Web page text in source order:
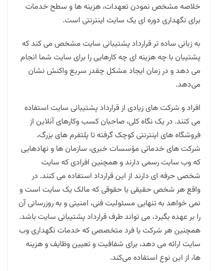
خلاصه مشخص نمودن تعهدات، هزینه ها و سطح خدمات
برای نگهداری دوره ای یک سایت اینترنتی است.
به زبانی ساده تر قرارداد پشتیبانی سایت مشخص می کند که
پشتیبان با چه هزینه ای چه کارهایی را برای سایت شما انجام
می دهد و در زمان ایجاد مشکل چقدر سریع واکنش نشان
می‌دهد.
افراد و شرکت های زیادی از قرارداد پشتیبانی سایت استفاده
می کنند. در یک نگاه کلی، صاحبان کسب وکارهای آنلاین از
فروشگاه های اینترنتی کوچک گرفته تا پلتفرم های بزرگ،
شرکت های خدماتی مؤسسات خبری، سازمان ها و نهادهایی
که وب سایت رسمی دارند و همچنین افرادی که سایت
شخصی حرفه ای دارند از این قرارداد استفاده می کنند. در
واقع هر شخص حقیقی یا حقوقی که مالک یک سایت است و
نمی خواهد به تنهایی مسئولیت فنی، امنیتی و به روزرسانی آن
را بر عهده بگیرد، می تواند طرف قرارداد پشتیبانی سایت باشد.
همچنین هر شرکت یا فرد متخصصی که خدمات نگهداری وب
سایت ارائه می دهد، برای شفافیت و تعیین وظایف و هزینه
ها، از این نوع استفاده می‌کند.